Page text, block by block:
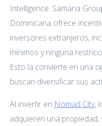
Intelligence. Samana
Dominicana ofrece
inversores extranjeros,
mínimos y ninguna
Esto la convierte en una
buscan diversificar sus
Al invertir en Nomad City,
adquieren una